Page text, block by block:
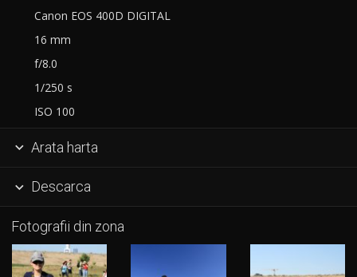
Canon EOS 400D DIGITAL
16 mm
f/8.0
1/250 s
ISO 100
 Arata harta
 Descarca
Fotografii din zona